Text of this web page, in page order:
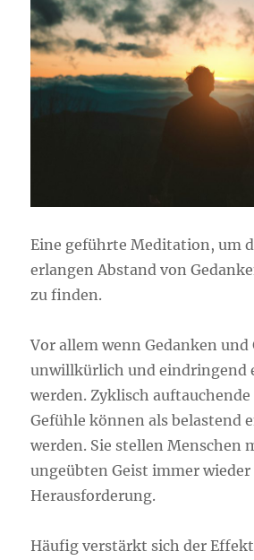
Eine geführte Meditation, um
erlangen Abstand von
zu finden.
Vor allem wenn Gedanken und
unwillkürlich und eindringend
werden. Zyklisch
Gefühle können als belastend
werden. Sie stellen Menschen
ungeübten Geist immer wieder
Herausforderung.
Häufig verstärkt sich der